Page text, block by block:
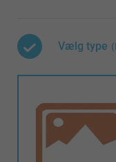
Vælg type